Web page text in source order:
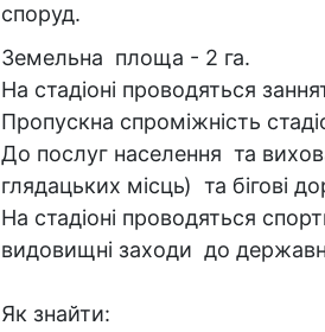
споруд.
Земельна площа - 2 га.
На стадіоні проводяться
Пропускна спроміжність
До послуг населення та
глядацьких місць) та бігові
На стадіоні проводяться
видовищні заходи до
Як знайти: